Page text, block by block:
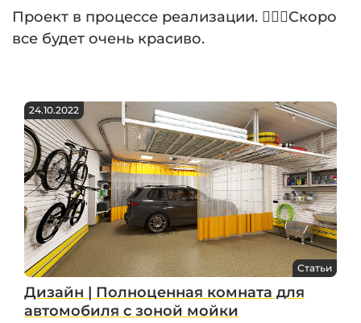
Проект в процессе реализации. 💁🏻‍♂️Скоро
все будет очень красиво.
24.10.2022
Статьи
Дизайн | Полноценная комната для
автомобиля с зоной мойки